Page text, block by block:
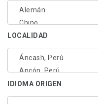
LOCALIDAD
IDIOMA ORIGEN